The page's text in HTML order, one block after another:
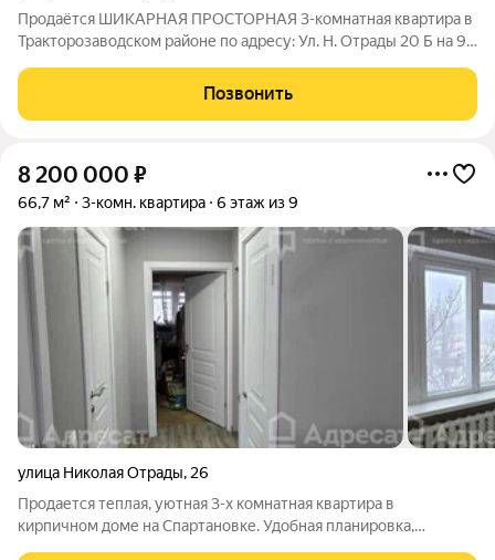
Продаётся ШИКАРНАЯ ПРОСТОРНАЯ 3-комнатная квартира в
Тракторозаводском районе по адресу: Ул. Н. Отрады 20 Б на 9
году. В квартире сделан современный качественный ремонт.
Пластиковые окна, на
Позвонить
8 200 000 ₽
66,7 м² 3-комн. квартира 6 этаж из 9
улица Николая Отрады, 26
Продается теплая, уютная 3-х комнатная квартира в
кирпичном доме на Спартановке. Удобная планировка,